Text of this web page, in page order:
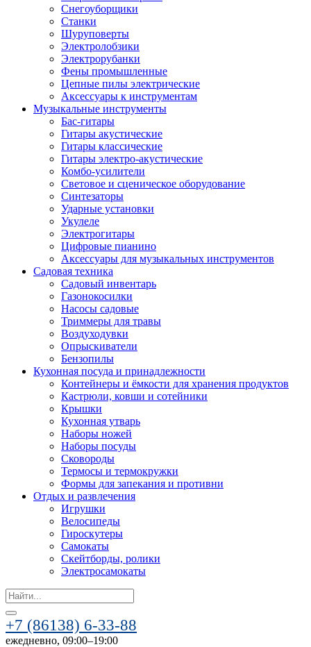
Снегоуборщики
Станки
Шуруповерты
Электролобзики
Электрорубанки
Фены промышленные
Цепные пилы электрические
Аксессуары к инструментам
Музыкальные инструменты
Бас-гитары
Гитары акустические
Гитары классические
Гитары электро-акустические
Комбо-усилители
Световое и сценическое оборудование
Синтезаторы
Ударные установки
Укулеле
Электрогитары
Цифровые пианино
Аксессуары для музыкальных инструментов
Садовая техника
Садовый инвентарь
Газонокосилки
Насосы садовые
Триммеры для травы
Воздуходувки
Опрыскиватели
Бензопилы
Кухонная посуда и принадлежности
Контейнеры и ёмкости для хранения продуктов
Кастрюли, ковши и сотейники
Крышки
Кухонная утварь
Наборы ножей
Наборы посуды
Сковороды
Термосы и термокружки
Формы для запекания и противни
Отдых и развлечения
Игрушки
Велосипеды
Гироскутеры
Самокаты
Скейтборды, ролики
Электросамокаты
Search
for:
+7 (86138) 6-33-88
ежедневно, 09:00–19:00